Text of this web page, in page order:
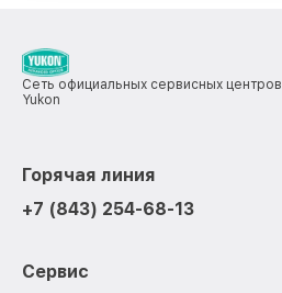
Сеть официальных сервисных центров
Yukon
Горячая линия
+7 (843) 254-68-13
Сервис